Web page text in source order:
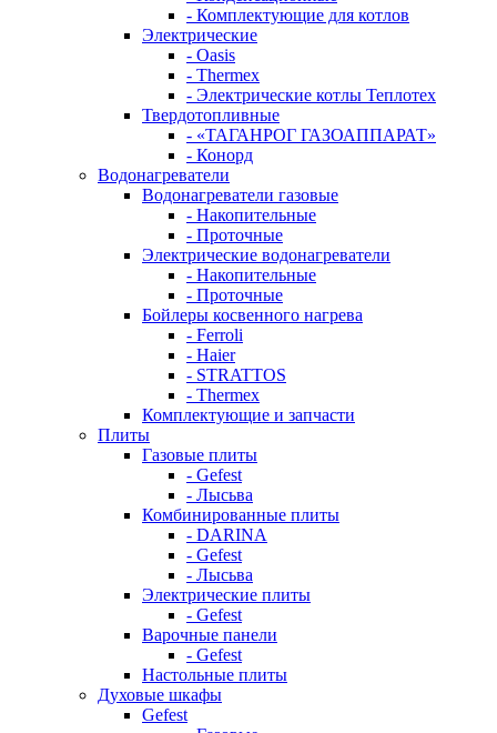
- Комплектующие для котлов
Электрические
- Oasis
- Thermex
- Электрические котлы Теплотех
Твердотопливные
- «ТАГАНРОГ ГАЗОАППАРАТ»
- Конорд
Водонагреватели
Водонагреватели газовые
- Накопительные
- Проточные
Электрические водонагреватели
- Накопительные
- Проточные
Бойлеры косвенного нагрева
- Ferroli
- Haier
- STRATTOS
- Thermex
Комплектующие и запчасти
Плиты
Газовые плиты
- Gefest
- Лысьва
Комбинированные плиты
- DARINA
- Gefest
- Лысьва
Электрические плиты
- Gefest
Варочные панели
- Gefest
Настольные плиты
Духовые шкафы
Gefest